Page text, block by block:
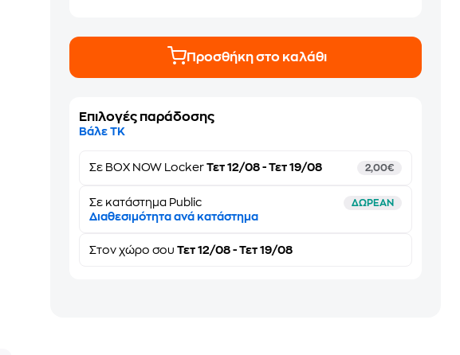
Προσθήκη στο καλάθι
Επιλογές παράδοσης
Βάλε ΤΚ
Σε BOX NOW Locker Τετ 12/08 - Τετ 19/08 2,00€
Σε κατάστημα Public ΔΩΡΕΑΝ
Διαθεσιμότητα ανά κατάστημα
Στονχώρο σου Τετ 12/08 - Τετ 19/08